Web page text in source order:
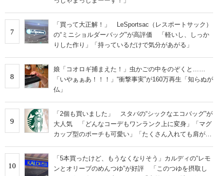
7
「買って大正解！」 LeSportsac（レスポートサック）
の“ミニショルダーバッグ”が高評価 「軽いし、しっか
りした作り」「持っているだけで気分があがる」
8
娘「コオロギ捕まえた！」虫かごの中をのぞくと……
「いやぁぁあ！！！」“衝撃事実”が160万再生「知らぬが
仏」
9
「2個も買いました」 スタバの“シックなエコバッグ”が
大人気 「どんなコーデもワンランク上に変身」「マグ
カップ型のポーチも可愛い」「たくさん入れても肩が痛
10
「5本買ったけど、もうなくなりそう」カルディの“レモ
ンとオリーブのめんつゆ”が好評 「このつゆを摂取し